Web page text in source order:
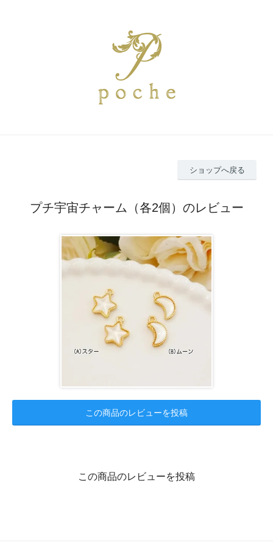
ショップへ戻る
プチ宇宙チャーム（各2個）のレビュー
この商品のレビューを投稿
この商品のレビューを投稿